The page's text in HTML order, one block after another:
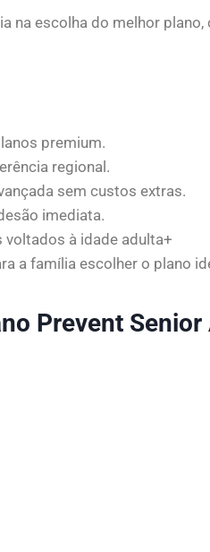
na escolha do melhor
premium.
regional.
sem custos extras.
imediata.
voltados à idade adulta+
a família escolher o plano
Prevent